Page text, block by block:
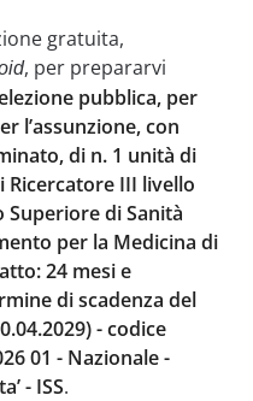
gratuita,
, per prepararvi
pubblica, per
l’assunzione, con
di n. 1 unità di
III livello
Superiore di Sanità
per la Medicina di
24 mesi e
di scadenza del
- codice
01 - Nazionale -
- ISS.